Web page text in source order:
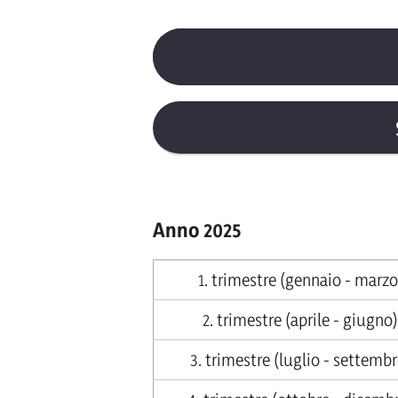
ed esigibili, maturati al
Verschuldungsstock I.
Beträge aus Lieferungen
beruflichen Leistungen –
entstanden sind.
Stock di debito II.
Anno 2025
1. trimestre (gennaio -
2. trimestre (aprile - giugno)
3. trimestre (luglio -